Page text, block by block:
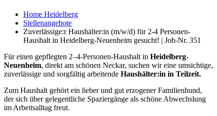
Home Heidelberg
Stellenangebote
Zuverlässige:r Haushälter:in (m/w/d) für 2-4 Personen-
Haushalt in Heidelberg-Neuenheim gesucht! | Job-Nr. 351
Für einen gepflegten 2–4-Personen-Haushalt in Heidelberg-
Neuenheim, direkt am schönen Neckar, suchen wir eine umsichtige,
zuverlässige und sorgfältig arbeitende Haushälter:in in Teilzeit.
Zum Haushalt gehört ein lieber und gut erzogener Familienhund,
der sich über gelegentliche Spaziergänge als schöne Abwechslung
im Arbeitsalltag freut.